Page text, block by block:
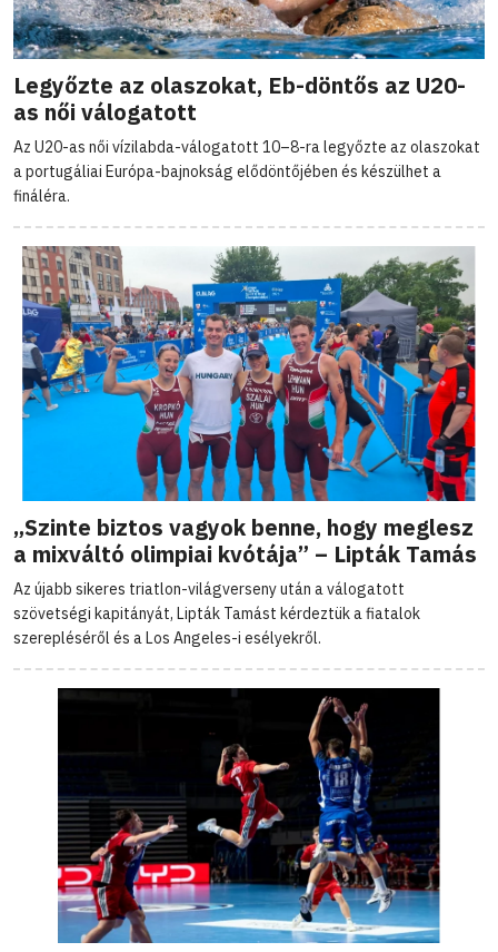
Legyőzte az olaszokat, Eb-döntős az U20-
as női válogatott
Az U20-as női vízilabda-válogatott 10–8-ra legyőzte az olaszokat
a portugáliai Európa-bajnokság elődöntőjében és készülhet a
fináléra.
„Szinte biztos vagyok benne, hogy meglesz
a mixváltó olimpiai kvótája” – Lipták Tamás
Az újabb sikeres triatlon-világverseny után a válogatott
szövetségi kapitányát, Lipták Tamást kérdeztük a fiatalok
szerepléséről és a Los Angeles-i esélyekről.